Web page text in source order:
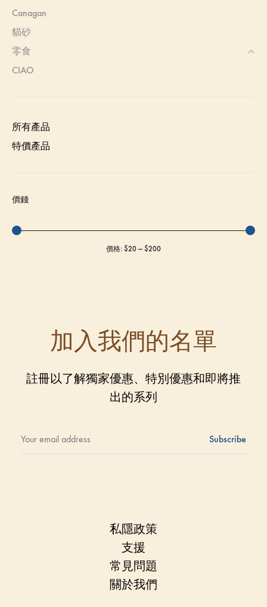
Canagan
貓砂
零食
CIAO
所有產品
特價產品
價錢
價格: $20 — $200
加入我們的名單
註冊以了解獨家優惠、特別優惠和即將推
出的系列
私隱政策
支援
常見問題
關於我們